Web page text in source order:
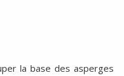
la base des asperges